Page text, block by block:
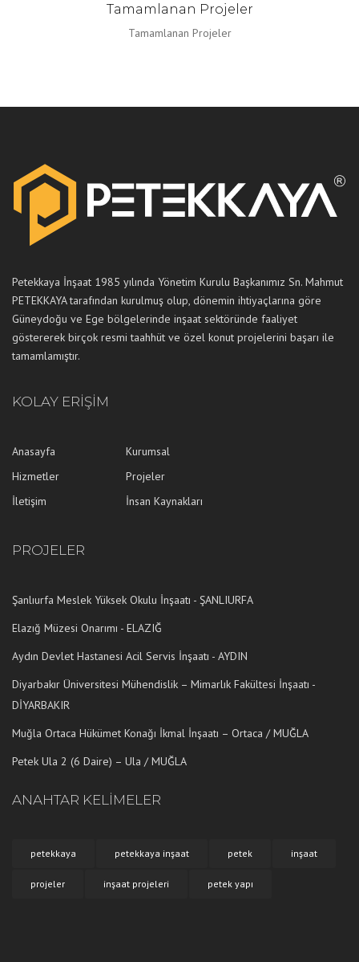
Tamamlanan Projeler
Tamamlanan Projeler
Petekkaya İnşaat 1985 yılında Yönetim Kurulu Başkanımız Sn. Mahmut
PETEKKAYA tarafından kurulmuş olup, dönemin ihtiyaçlarına göre
Güneydoğu ve Ege bölgelerinde inşaat sektöründe faaliyet
göstererek birçok resmi taahhüt ve özel konut projelerini başarı ile
tamamlamıştır.
KOLAY ERİŞİM
Anasayfa
Kurumsal
Hizmetler
Projeler
İletişim
İnsan Kaynakları
PROJELER
Şanlıurfa Meslek Yüksek Okulu İnşaatı - ŞANLIURFA
Elazığ Müzesi Onarımı - ELAZIĞ
Aydın Devlet Hastanesi Acil Servis İnşaatı - AYDIN
Diyarbakır Üniversitesi Mühendislik – Mimarlık Fakültesi İnşaatı -
DİYARBAKIR
Muğla Ortaca Hükümet Konağı İkmal İnşaatı – Ortaca / MUĞLA
Petek Ula 2 (6 Daire) – Ula / MUĞLA
ANAHTAR KELİMELER
petekkaya petekkaya inşaat petek inşaat
projeler inşaat projeleri petek yapı